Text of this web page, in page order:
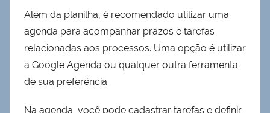
Além da planilha, é recomendado utilizar uma
agenda para acompanhar prazos e tarefas
relacionadas aos processos. Uma opção é utilizar
a Google Agenda ou qualquer outra ferramenta
de sua preferência.
Na agenda, você pode cadastrar tarefas e definir